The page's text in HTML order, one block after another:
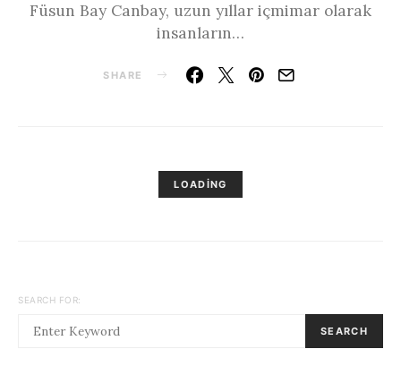
Füsun Bay Canbay, uzun yıllar içmimar olarak
insanların…
SHARE
LOADING
SEARCH FOR:
SEARCH